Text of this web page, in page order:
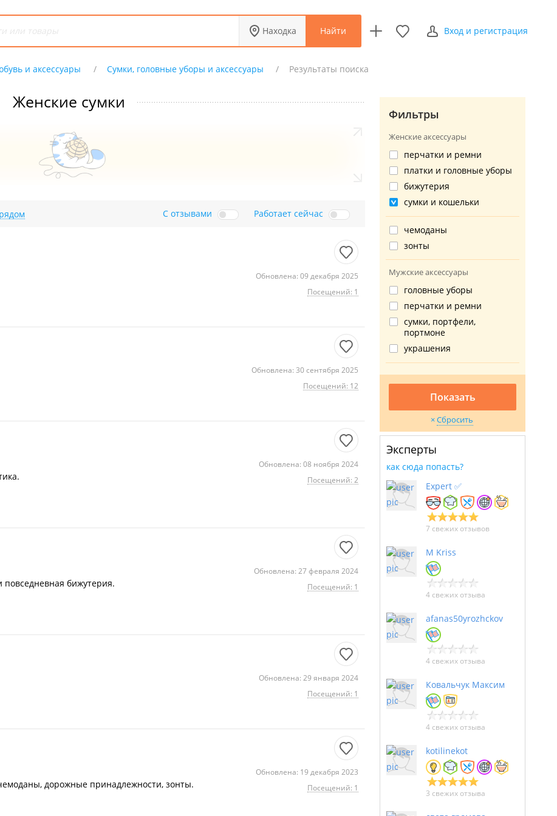
Находка Найти Вход и регистрация
и аксессуары Сумки, головные уборы и аксессуары Результаты поиска
Женские сумки
рядом С отзывами Работает сейчас
Обновлена: 09 декабря 2025
Посещений: 1
Обновлена: 30 сентября 2025
Посещений: 12
Обновлена: 08 ноября 2024
Посещений: 2
Обновлена: 27 февраля 2024
Посещений: 1
бижутерия.
Обновлена: 29 января 2024
Посещений: 1
Обновлена: 19 декабря 2023
Посещений: 1
дорожные принадлежности, зонты.
Фильтры
Женские аксессуары
перчатки и ремни
платки и головные уборы
бижутерия
сумки и кошельки
чемоданы
зонты
Мужские аксессуары
головные уборы
перчатки и ремни
сумки, портфели,
портмоне
украшения
Показать
Сбросить
Эксперты
как сюда попасть?
Expert ✅
7 свежих отзывов
M Kriss
4 свежих отзыва
afanas50yrozhckov
4 свежих отзыва
Ковальчук Максим
4 свежих отзыва
kotilinekot
3 свежих отзыва